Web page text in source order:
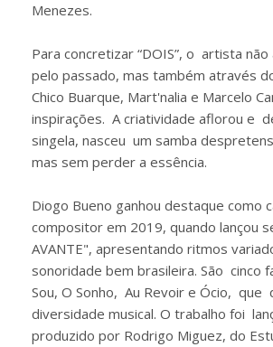
Menezes.
Para concretizar “DOIS”, o artista não
pelo passado, mas também através
Chico Buarque, Mart'nalia e Marcelo
inspirações. A criatividade aflorou e
singela, nasceu um samba
mas sem perder a essência.
Diogo Bueno ganhou destaque como
compositor em 2019, quando lançou
AVANTE", apresentando ritmos
sonoridade bem brasileira. São cinco
Sou, O Sonho, Au Revoir e Ócio, que
diversidade musical. O trabalho foi
produzido por Rodrigo Miguez, do